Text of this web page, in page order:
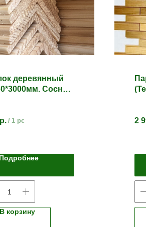
деревянный
Сосна/
р. / 1 pc
Подробнее
В корзину
2